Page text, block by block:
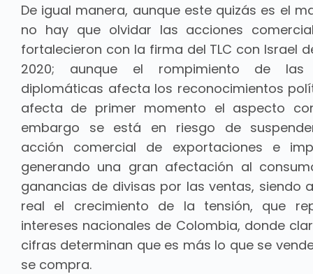
De igual manera, aunque este quizás es el
no hay que olvidar las acciones
fortalecieron con la firma del TLC con Israel
2020; aunque el rompimiento de las
diplomáticas afecta los reconocimientos
afecta de primer momento el aspecto
embargo se está en riesgo de
acción comercial de exportaciones e
generando una gran afectación al
ganancias de divisas por las ventas, siendo
real el crecimiento de la tensión, que
intereses nacionales de Colombia, donde
cifras determinan que es más lo que se
se compra.